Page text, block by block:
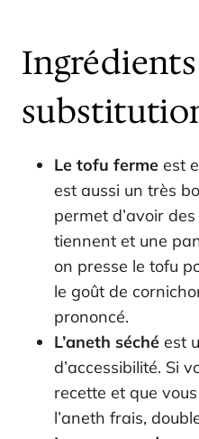
Le tofu ferme est
est aussi un très
permet d’avoir
tiennent et une
on presse le tofu
le goût de
prononcé.
L’aneth séché est
d’accessibilité. Si
recette et que
l’aneth frais,